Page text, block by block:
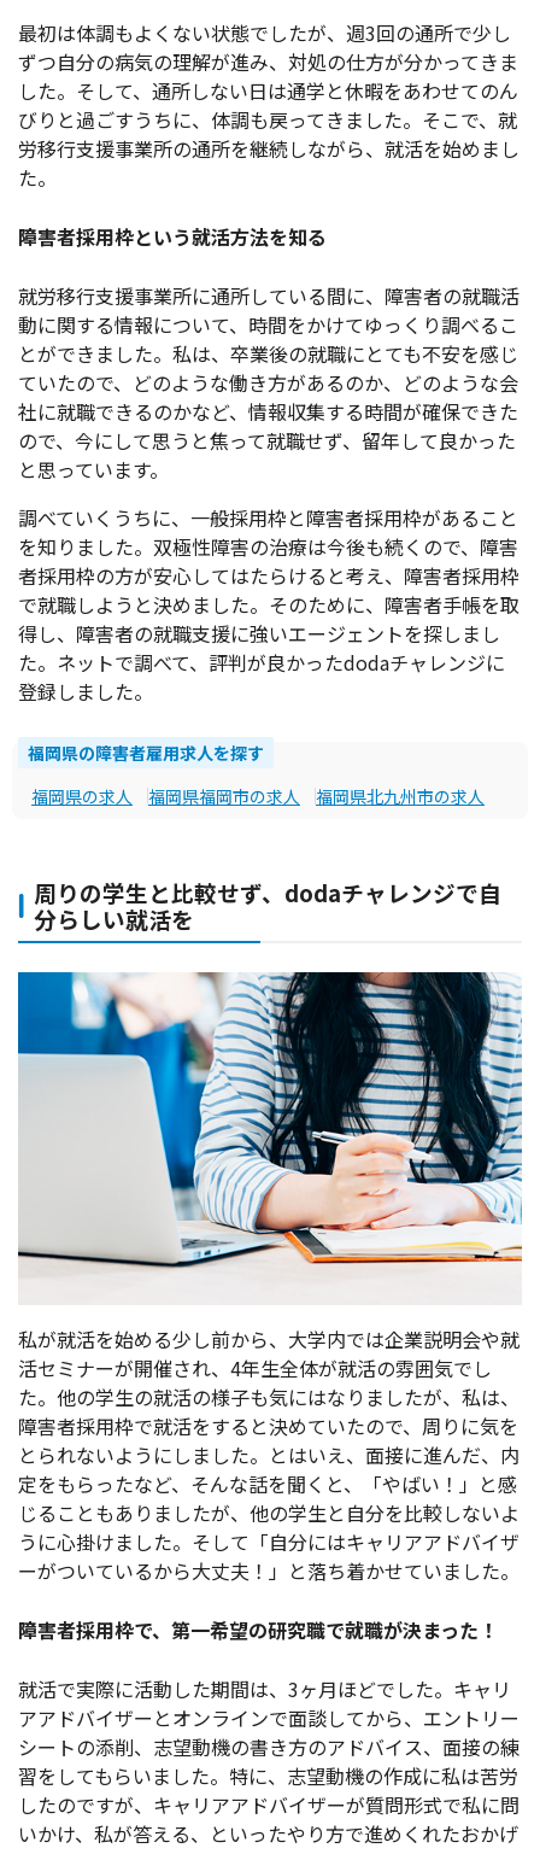
最初は体調もよくない状態でしたが、週3回の通所で少し
ずつ自分の病気の理解が進み、対処の仕方が分かってきま
した。そして、通所しない日は通学と休暇をあわせてのん
びりと過ごすうちに、体調も戻ってきました。そこで、就
労移行支援事業所の通所を継続しながら、就活を始めまし
た。
障害者採用枠という就活方法を知る
就労移行支援事業所に通所している間に、障害者の就職活
動に関する情報について、時間をかけてゆっくり調べるこ
とができました。私は、卒業後の就職にとても不安を感じ
ていたので、どのような働き方があるのか、どのような会
社に就職できるのかなど、情報収集する時間が確保できた
ので、今にして思うと焦って就職せず、留年して良かった
と思っています。
調べていくうちに、一般採用枠と障害者採用枠があること
を知りました。双極性障害の治療は今後も続くので、障害
者採用枠の方が安心してはたらけると考え、障害者採用枠
で就職しようと決めました。そのために、障害者手帳を取
得し、障害者の就職支援に強いエージェントを探しまし
た。ネットで調べて、評判が良かったdodaチャレンジに
登録しました。
福岡県の障害者雇用求人を探す
福岡県の求人
福岡県福岡市の求人 福岡県北九州市の求人
周りの学生と比較せず、dodaチャレンジで自
分らしい就活を
私が就活を始める少し前から、大学内では企業説明会や就
活セミナーが開催され、4年生全体が就活の雰囲気でし
た。他の学生の就活の様子も気にはなりましたが、私は、
障害者採用枠で就活をすると決めていたので、周りに気を
とられないようにしました。とはいえ、面接に進んだ、内
定をもらったなど、そんな話を聞くと、「やばい！」と感
じることもありましたが、他の学生と自分を比較しないよ
うに心掛けました。そして「自分にはキャリアアドバイザ
ーがついているから大丈夫！」と落ち着かせていました。
障害者採用枠で、第一希望の研究職で就職が決まった！
就活で実際に活動した期間は、3ヶ月ほどでした。キャリ
アアドバイザーとオンラインで面談してから、エントリー
シートの添削、志望動機の書き方のアドバイス、面接の練
習をしてもらいました。特に、志望動機の作成に私は苦労
したのですが、キャリアアドバイザーが質問形式で私に問
いかけ、私が答える、といったやり方で進めくれたおかげ